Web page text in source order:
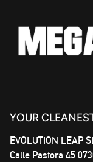
YOUR
EVOLUTION LEAP
Calle Pastora 45